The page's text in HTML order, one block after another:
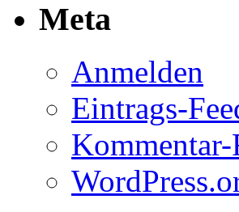
Meta
Anmelden
Eintrags-
Kommentar-